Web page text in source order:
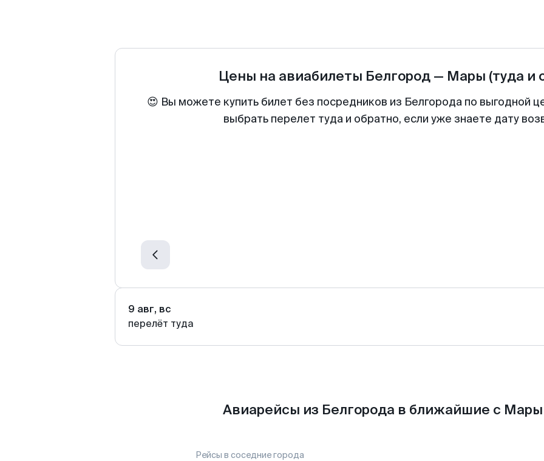
Цены на авиабилеты Белгород — Мары (туда и
😍 Вы можете купить билет без посредников из Белгорода по выгодной
выбрать перелет туда и обратно, если уже знаете дату
9 авг, вс
перелёт туда
Авиарейсы из Белгорода в ближайшие с Мары
Рейсы в соседние города